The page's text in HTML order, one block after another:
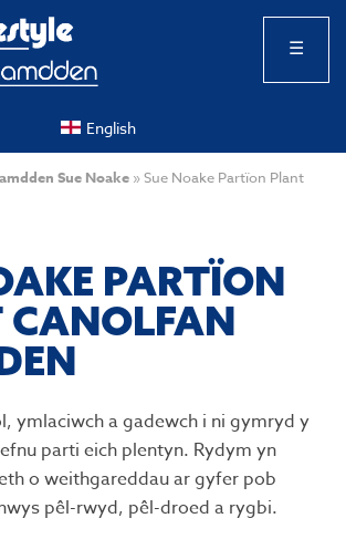
☰
English
Sue Noake » Sue Noake Partïon Plant
PARTÏON
ymlaciwch a gadewch i ni gymryd y
parti eich plentyn. Rydym yn
o weithgareddau ar gyfer pob
pêl-rwyd, pêl-droed a rygbi.